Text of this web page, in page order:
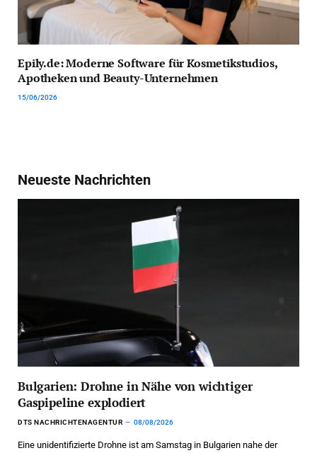
Epily.de: Moderne Software für Kosmetikstudios,
Apotheken und Beauty-Unternehmen
15/06/2026
Neueste Nachrichten
Bulgarien: Drohne in Nähe von wichtiger
Gaspipeline explodiert
DTS NACHRICHTENAGENTUR 08/08/2026
Eine unidentifizierte Drohne ist am Samstag in Bulgarien nahe der